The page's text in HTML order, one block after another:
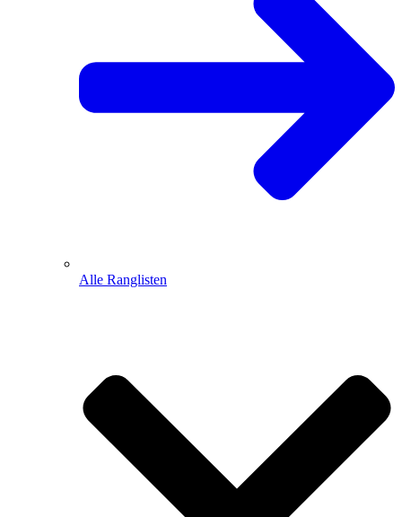
Alle Ranglisten